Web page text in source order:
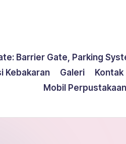
Barrier Gate, Parking
Kebakaran
Galeri Kontak
Mobil